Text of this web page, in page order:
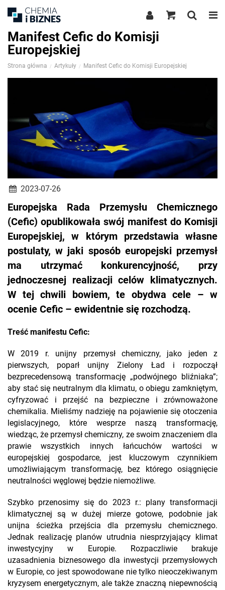
Manifest Cefic do Komisji
Europejskiej
Strona główna Artykuły Manifest Cefic do Komisji Europejskiej
2023-07-26
Europejska Rada Przemysłu Chemicznego
(Cefic) opublikowała swój manifest do Komisji
Europejskiej, w którym przedstawia własne
postulaty, w jaki sposób europejski przemysł
ma utrzymać konkurencyjność, przy
jednoczesnej realizacji celów klimatycznych.
W tej chwili bowiem, te obydwa cele – w
ocenie Cefic – ewidentnie się rozchodzą.
Treść manifestu Cefic:
W 2019 r. unijny przemysł chemiczny, jako jeden z
pierwszych, poparł unijny Zielony Ład i rozpoczął
bezprecedensową transformację „podwójnego bliźniaka”;
aby stać się neutralnym dla klimatu, o obiegu zamkniętym,
cyfryzować i przejść na bezpieczne i zrównoważone
chemikalia. Mieliśmy nadzieję na pojawienie się otoczenia
legislacyjnego, które wesprze naszą transformację,
wiedząc, że przemysł chemiczny, ze swoim znaczeniem dla
prawie wszystkich innych łańcuchów wartości w
europejskiej gospodarce, jest kluczowym czynnikiem
umożliwiającym transformację, bez którego osiągnięcie
neutralności węglowej będzie niemożliwe.
Szybko przenosimy się do 2023 r.: plany transformacji
klimatycznej są w dużej mierze gotowe, podobnie jak
unijna ścieżka przejścia dla przemysłu chemicznego.
Jednak realizację planów utrudnia niesprzyjający klimat
inwestycyjny w Europie. Rozpaczliwie brakuje
uzasadnienia biznesowego dla inwestycji przemysłowych
w Europie, co jest spowodowane nie tylko nieoczekiwanym
kryzysem energetycznym, ale także znaczną niepewnością